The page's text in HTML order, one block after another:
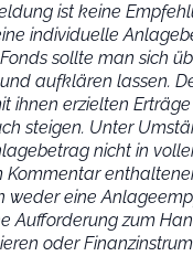
ist keine
individuelle
sollte man sich
aufklären lassen.
ihnen erzielten
steigen. Unter
nicht in
Kommentar
weder eine
Aufforderung zum
oder